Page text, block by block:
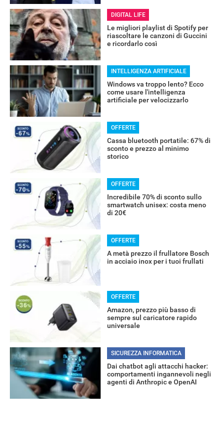
DIGITAL LIFE
Le migliori playlist di Spotify per
riascoltare le canzoni di Guccini
e ricordarlo così
INTELLIGENZA ARTIFICIALE
Windows va troppo lento? Ecco
come usare l'intelligenza
artificiale per velocizzarlo
OFFERTE
Cassa bluetooth portatile: 67% di
sconto e prezzo al minimo
storico
OFFERTE
Incredibile 70% di sconto sullo
smartwatch unisex: costa meno
di 20€
OFFERTE
A metà prezzo il frullatore Bosch
in acciaio inox per i tuoi frullati
OFFERTE
Amazon, prezzo più basso di
sempre sul caricatore rapido
universale
SICUREZZA INFORMATICA
Dai chatbot agli attacchi hacker:
comportamenti ingannevoli negli
agenti di Anthropic e OpenAI